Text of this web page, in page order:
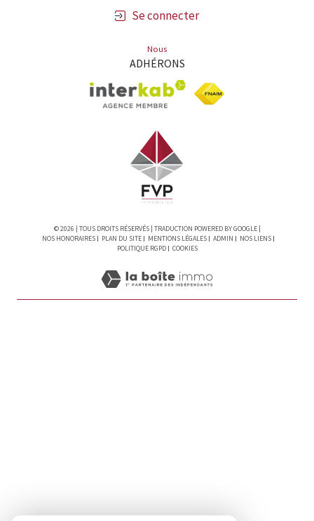
Se connecter
Nous
ADHÉRONS
© 2026 | TOUS DROITS RÉSERVÉS | TRADUCTION POWERED BY GOOGLE |
NOS HONORAIRES
PLAN DU SITE MENTIONS LÉGALES ADMIN
NOS LIENS
POLITIQUE RGPD
COOKIES